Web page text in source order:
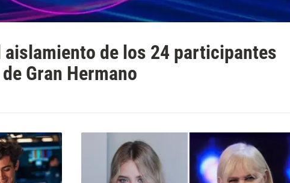
aislamiento de los 24 participantes
Gran Hermano